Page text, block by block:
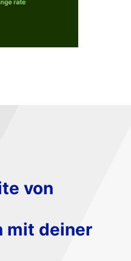
von
mit deiner